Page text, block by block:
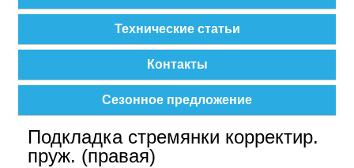
Технические статьи
Контакты
Сезонное предложение
Подкладка стремянки корректир.
пруж. (правая)